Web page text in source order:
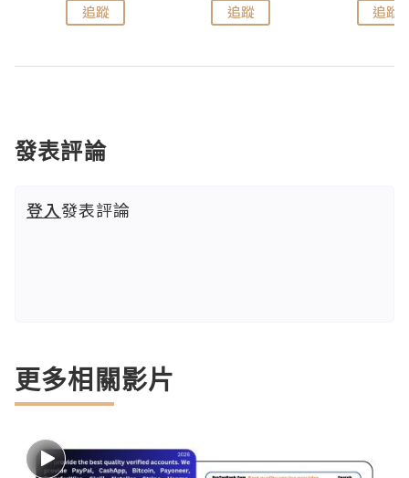
追蹤 追蹤 追蹤
發表評論
登入發表評論
更多相關影片